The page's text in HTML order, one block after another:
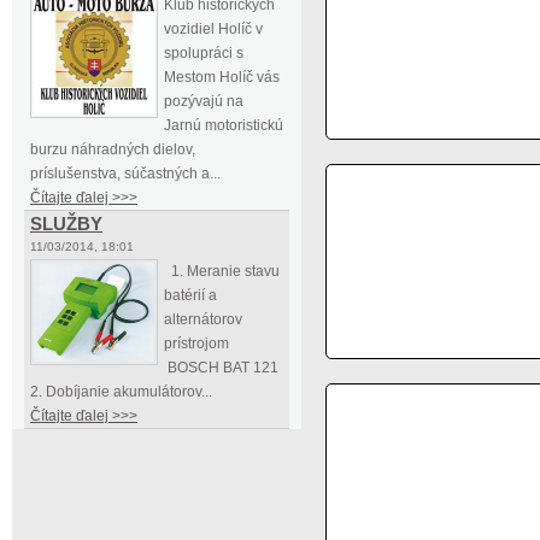
Klub historických
vozidiel Holíč v
spolupráci s
Mestom Holíč vás
pozývajú na
Jarnú motoristickú
burzu náhradných dielov,
príslušenstva, súčastných a...
Čítajte ďalej >>>
SLUŽBY
11/03/2014, 18:01
1. Meranie stavu
batérií a
alternátorov
prístrojom
BOSCH BAT 121
2. Dobíjanie akumulátorov...
Čítajte ďalej >>>